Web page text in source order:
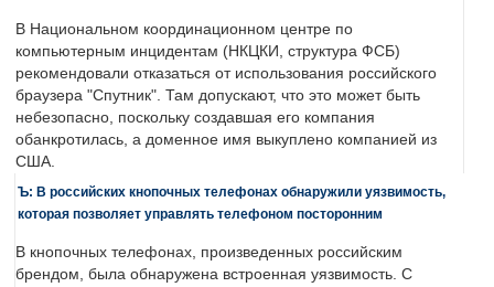
В Национальном координационном центре по
компьютерным инцидентам (НКЦКИ, структура ФСБ)
рекомендовали отказаться от использования российского
браузера "Спутник". Там допускают, что это может быть
небезопасно, поскольку создавшая его компания
обанкротилась, а доменное имя выкуплено компанией из
США.
Ъ: В российских кнопочных телефонах обнаружили уязвимость,
которая позволяет управлять телефоном посторонним
В кнопочных телефонах, произведенных российским
брендом, была обнаружена встроенная уязвимость. С